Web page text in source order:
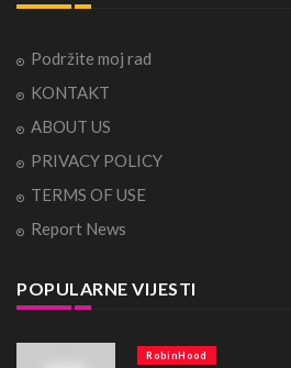
Podržite moj rad
KONTAKT
ABOUT US
PRIVACY POLICY
TERMS OF USE
Report News
POPULARNE VIJESTI
RobinHood